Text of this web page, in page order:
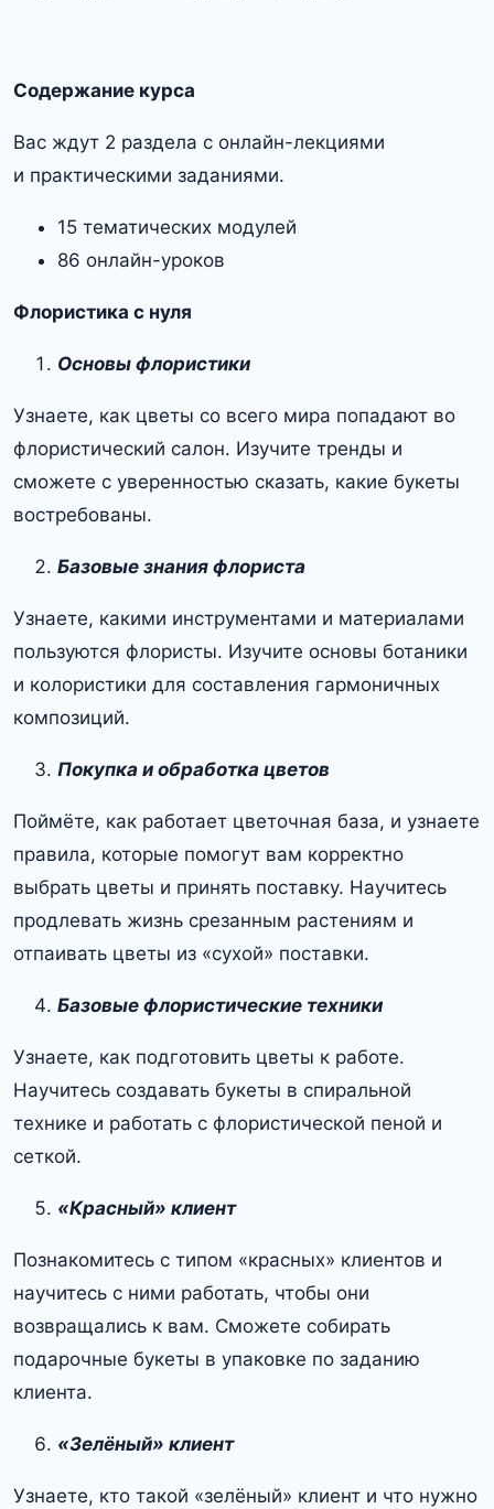
Содержание курса
Вас ждут 2 раздела с онлайн-лекциями
и практическими заданиями.
15 тематических модулей
86 онлайн-уроков
Флористика с нуля
Основы флористики
Узнаете, как цветы со всего мира попадают во
флористический салон. Изучите тренды и
сможете с уверенностью сказать, какие букеты
востребованы.
Базовые знания флориста
Узнаете, какими инструментами и материалами
пользуются флористы. Изучите основы ботаники
и колористики для составления гармоничных
композиций.
Покупка и обработка цветов
Поймёте, как работает цветочная база, и узнаете
правила, которые помогут вам корректно
выбрать цветы и принять поставку. Научитесь
продлевать жизнь срезанным растениям и
отпаивать цветы из «сухой» поставки.
Базовые флористические техники
Узнаете, как подготовить цветы к работе.
Научитесь создавать букеты в спиральной
технике и работать с флористической пеной и
сеткой.
«Красный» клиент
Познакомитесь с типом «красных» клиентов и
научитесь с ними работать, чтобы они
возвращались к вам. Сможете собирать
подарочные букеты в упаковке по заданию
клиента.
«Зелёный» клиент
Узнаете, кто такой «зелёный» клиент и что нужно